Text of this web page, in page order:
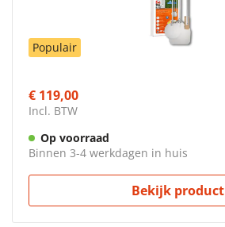
Populair
€ 119,00
Incl. BTW
Op voorraad
Binnen 3-4 werkdagen in huis
Bekijk product